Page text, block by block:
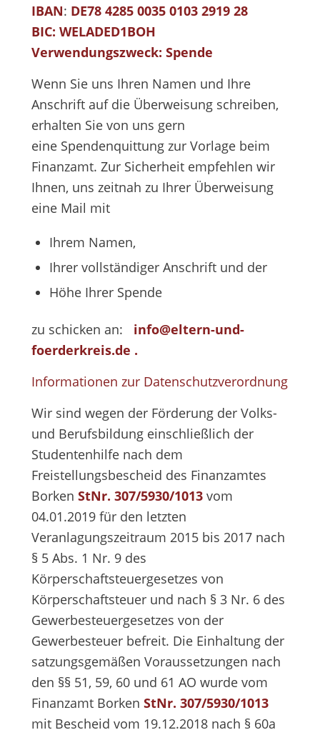
IBAN: DE78 4285 0035 0103 2919 28
BIC: WELADED1BOH
Verwendungszweck: Spende
Wenn Sie uns Ihren Namen und Ihre
Anschrift auf die Überweisung schreiben,
erhalten Sie von uns gern
eine Spendenquittung zur Vorlage beim
Finanzamt. Zur Sicherheit empfehlen wir
Ihnen, uns zeitnah zu Ihrer Überweisung
eine Mail mit
Ihrem Namen,
Ihrer vollständiger Anschrift und der
Höhe Ihrer Spende
zu schicken an: info@eltern-und-
foerderkreis.de .
Informationen zur Datenschutzverordnung
Wir sind wegen der Förderung der Volks-
und Berufsbildung einschließlich der
Studentenhilfe nach dem
Freistellungsbescheid des Finanzamtes
Borken StNr. 307/5930/1013vom
04.01.2019 für den letzten
Veranlagungszeitraum 2015 bis 2017 nach
§ 5 Abs. 1 Nr. 9 des
Körperschaftsteuergesetzes von
Körperschaftsteuer und nach § 3 Nr. 6 des
Gewerbesteuergesetzes von der
Gewerbesteuer befreit. Die Einhaltung der
satzungsgemäßen Voraussetzungen nach
den §§ 51, 59, 60 und 61 AO wurde vom
Finanzamt Borken StNr. 307/5930/1013
mit Bescheid vom 19.12.2018 nach § 60a